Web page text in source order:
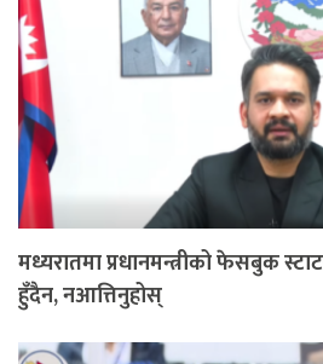
मध्यरातमा प्रधानमन्त्रीको फेसबुक
हुँदैन, नआत्तिनुहोस्